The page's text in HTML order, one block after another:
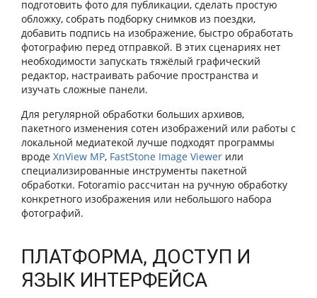
подготовить фото для публикации, сделать простую
обложку, собрать подборку снимков из поездки,
добавить подпись на изображение, быстро обработать
фотографию перед отправкой. В этих сценариях нет
необходимости запускать тяжёлый графический
редактор, настраивать рабочие пространства и
изучать сложные панели.
Для регулярной обработки больших архивов,
пакетного изменения сотен изображений или работы с
локальной медиатекой лучше подходят программы
вроде XnView MP, FastStone Image Viewer или
специализированные инструменты пакетной
обработки. Fotoramio рассчитан на ручную обработку
конкретного изображения или небольшого набора
фотографий.
ПЛАТФОРМА, ДОСТУП И
ЯЗЫК ИНТЕРФЕЙСА